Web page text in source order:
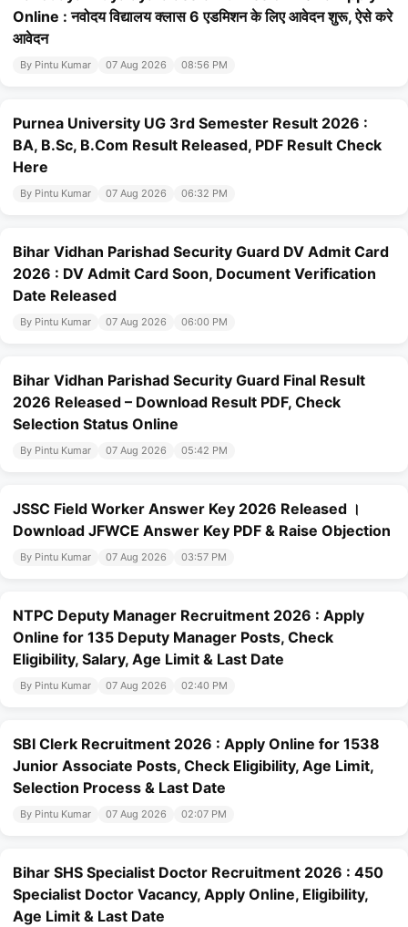
Online : नवोदय विद्यालय क्लास 6 एडमिशन के लिए आवेदन शुरू, ऐसे करे
आवेदन
By Pintu Kumar 07 Aug 2026 08:56 PM
Purnea University UG 3rd Semester Result 2026 :
BA, B.Sc, B.Com Result Released, PDF Result Check
Here
By Pintu Kumar 07 Aug 2026 06:32 PM
Bihar Vidhan Parishad Security Guard DV Admit Card
2026 : DV Admit Card Soon, Document Verification
Date Released
By Pintu Kumar 07 Aug 2026 06:00 PM
Bihar Vidhan Parishad Security Guard Final Result
2026 Released – Download Result PDF, Check
Selection Status Online
By Pintu Kumar 07 Aug 2026 05:42 PM
JSSC Field Worker Answer Key 2026 Released ।
Download JFWCE Answer Key PDF & Raise Objection
By Pintu Kumar 07 Aug 2026 03:57 PM
NTPC Deputy Manager Recruitment 2026 : Apply
Online for 135 Deputy Manager Posts, Check
Eligibility, Salary, Age Limit & Last Date
By Pintu Kumar 07 Aug 2026 02:40 PM
SBI Clerk Recruitment 2026 : Apply Online for 1538
Junior Associate Posts, Check Eligibility, Age Limit,
Selection Process & Last Date
By Pintu Kumar 07 Aug 2026 02:07 PM
Bihar SHS Specialist Doctor Recruitment 2026 : 450
Specialist Doctor Vacancy, Apply Online, Eligibility,
Age Limit & Last Date